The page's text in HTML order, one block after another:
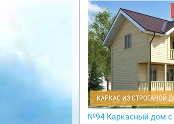
КАРКАС ИЗ СТРОГАНОЙ
№94 Каркасный дом с